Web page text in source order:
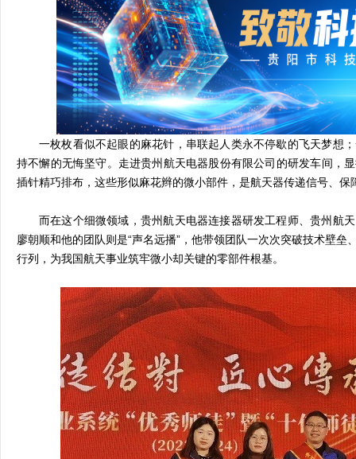
一枚枚看似不起眼的麻花针，串联起人类永不停歇的飞天梦想
持不懈的无悔坚守。走进贵州航天电器股份有限公司的研发车间，
插针精巧排布，这些形似麻花辫的微小部件，是航天器传递信号、保
而在这个细微领域，贵州航天电器连接器研发工程师、贵州航
廖朝顺和他的团队则是“声名远播”，他带领团队一次次突破技术壁
行列，为我国航天事业筑牢微小却关键的零部件根基。